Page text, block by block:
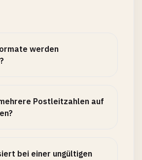
werden
Postleitzahlen auf
bei einer ungültigen